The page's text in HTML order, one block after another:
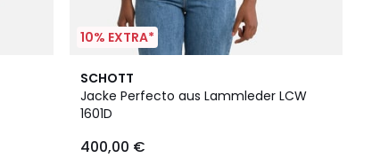
10% EXTRA*
SCHOTT
Jacke Perfecto aus Lammleder LCW
1601D
400,00 €
4,6
/ 5